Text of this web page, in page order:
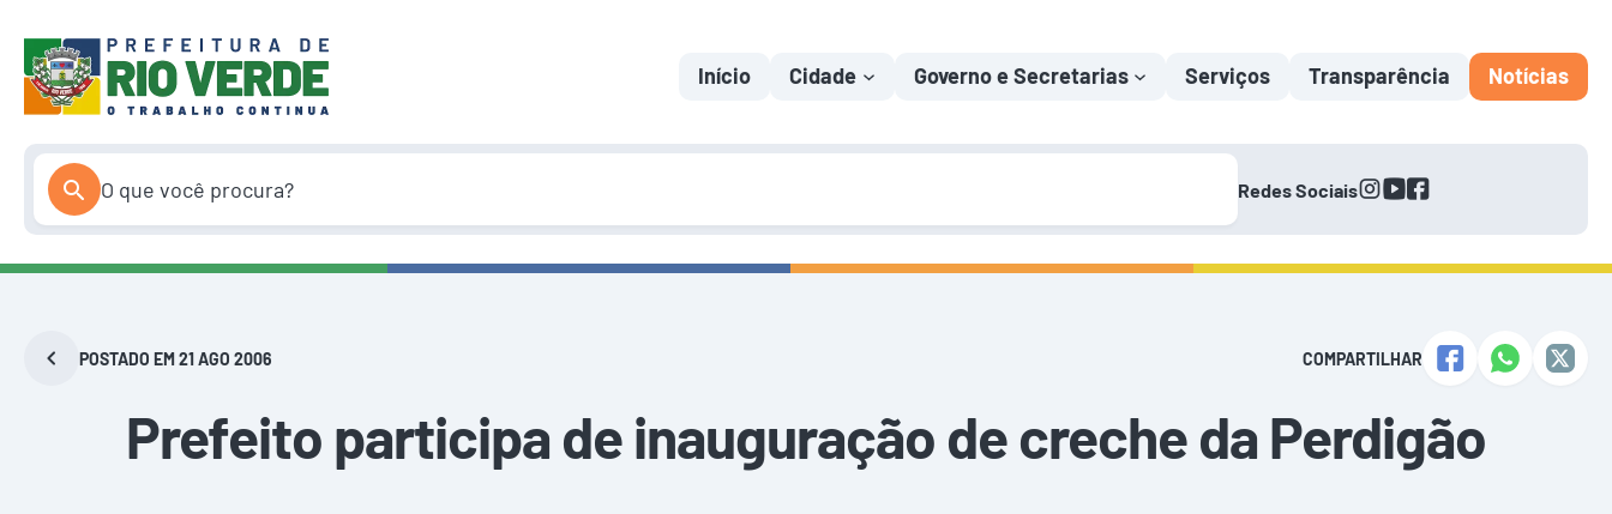
para
conteúdo
Início Cidade Governo e Secretarias Serviços Transparência Notícias
Redes Sociaisinstagram
youtube
facebook
POSTADO EM 21 AGO 2006 COMPARTILHAR
Prefeito participa de inauguração de creche da Perdigão